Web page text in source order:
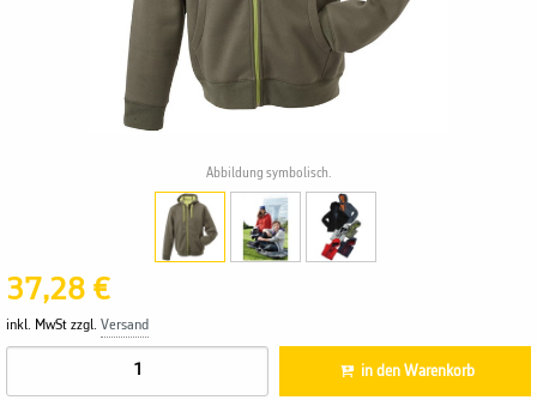
Abbildung symbolisch.
37,28 €
inkl. MwSt zzgl. Versand
in den Warenkorb